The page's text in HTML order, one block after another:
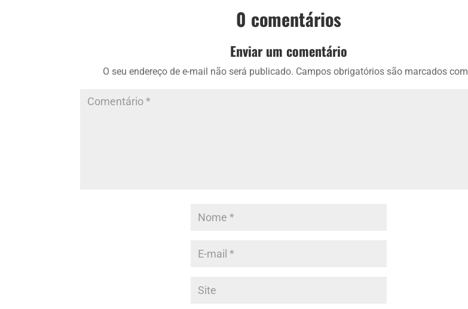
0 comentários
Enviar um comentário
O seu endereço de e-mail não será publicado. Campos obrigatórios são marcados com